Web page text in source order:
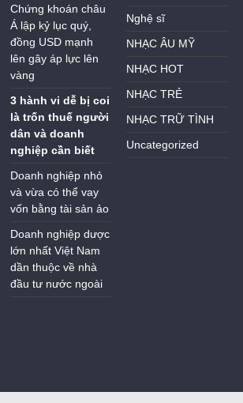
Chứng khoán châu
Á lập kỷ lục quý,
đồng USD mạnh
lên gây áp lực lên
vàng
3 hành vi dễ bị coi
là trốn thuế người
dân và doanh
nghiệp cần biết
Doanh nghiệp nhỏ
và vừa có thể vay
vốn bằng tài sản ảo
Doanh nghiệp dược
lớn nhất Việt Nam
dần thuộc về nhà
đầu tư nước ngoài
Nghệ sĩ
NHẠC ÂU MỸ
NHẠC HOT
NHẠC TRẺ
NHẠC TRỮ TÌNH
Uncategorized